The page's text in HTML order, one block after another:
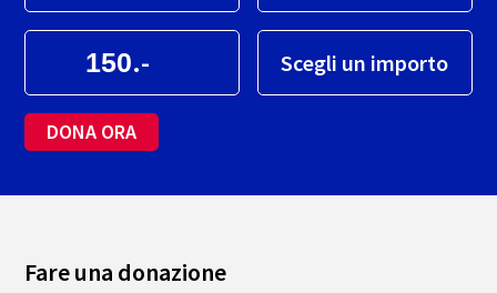
.- Scegli un importo
DONA ORA
Fare una donazione